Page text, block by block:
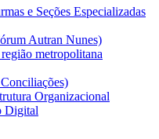
e Seções Especializadas
Autran Nunes)
metropolitana
Organizacional
Digital